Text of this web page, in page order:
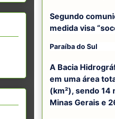
Segundo
medida visa
Paraíba do Sul
A Bacia
em uma área
(km²), sendo 14
Minas Gerais e